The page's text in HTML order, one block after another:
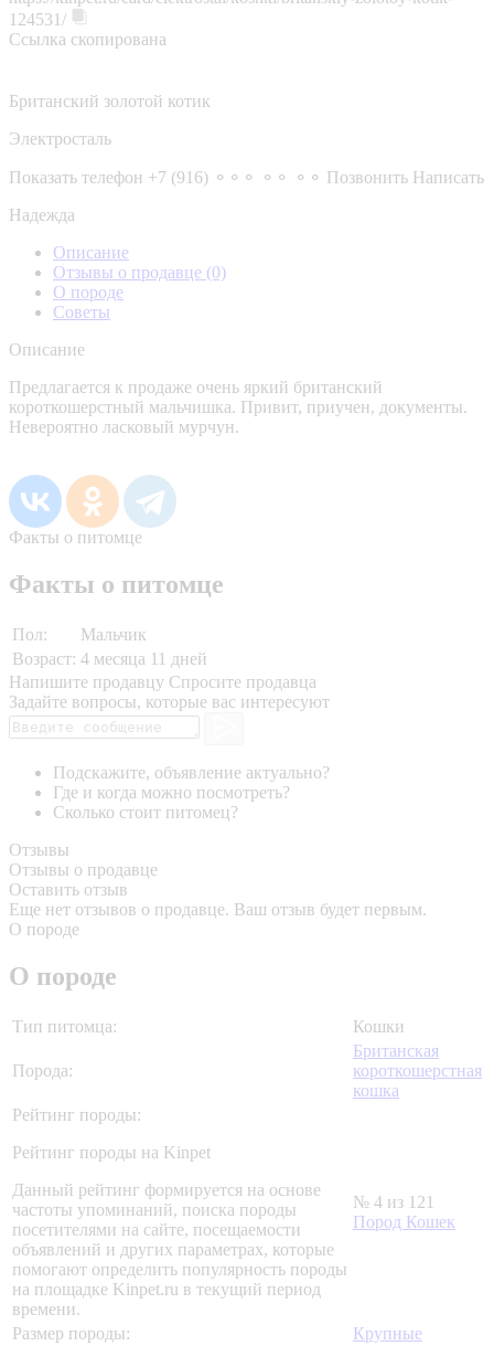
124531/
Ссылка скопирована
Британский золотой котик
Электросталь
Показать телефон +7 (916) ⚬⚬⚬ ⚬⚬ ⚬⚬ Позвонить Написать
Надежда
Описание
Отзывы о продавце (0)
О породе
Советы
Описание
Предлагается к продаже очень яркий британский
короткошерстный мальчишка. Привит, приучен, документы.
Невероятно ласковый мурчун.
Факты о питомце
Факты о питомце
Пол:
Мальчик
Возраст: 4 месяца 11 дней
Напишите продавцу Спросите продавца
Задайте вопросы, которые вас интересуют
Подскажите, объявление актуально?
Где и когда можно посмотреть?
Сколько стоит питомец?
Отзывы
Отзывы о продавце
Оставить отзыв
Еще нет отзывов о продавце. Ваш отзыв будет первым.
О породе
О породе
Тип питомца: Кошки
Порода:
Британская
короткошерстная
кошка
Рейтинг породы:
Рейтинг породы на Kinpet
Данный рейтинг формируется на основе
частоты упоминаний, поиска породы
посетителями на сайте, посещаемости
объявлений и других параметрах, которые
помогают определить популярность породы
на площадке Kinpet.ru в текущий период
времени.
№ 4 из 121
Пород Кошек
Размер породы:
Крупные